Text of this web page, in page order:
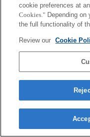
トラッキング枠は「A」
エリアは開始位置から移
cookie preferences at
Cookies." Depending
the full functionality of
Review our Cookie